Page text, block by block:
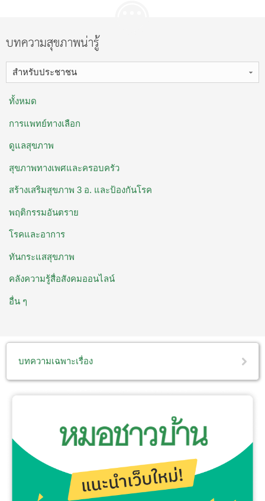
บทความสุขภาพน่ารู้
สำหรับประชาชน
ทั้งหมด
การแพทย์ทางเลือก
ดูแลสุขภาพ
สุขภาพทางเพศและครอบครัว
สร้างเสริมสุขภาพ 3 อ. ​และป้องกันโรค
พฤติกรรมอันตราย
โรคและอาการ
ทันกระแสสุขภาพ
คลังความรู้สื่อสังคมออนไลน์
อื่น ๆ
บทความเฉพาะเรื่อง